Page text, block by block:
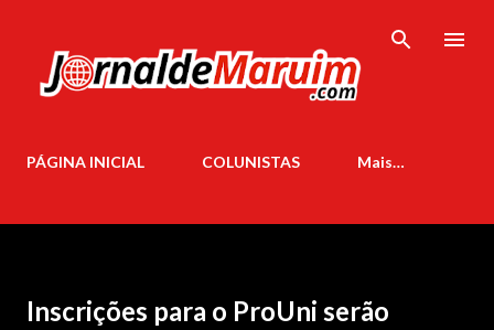
PÁGINA INICIAL COLUNISTAS Mais…
Inscrições para o ProUni serão